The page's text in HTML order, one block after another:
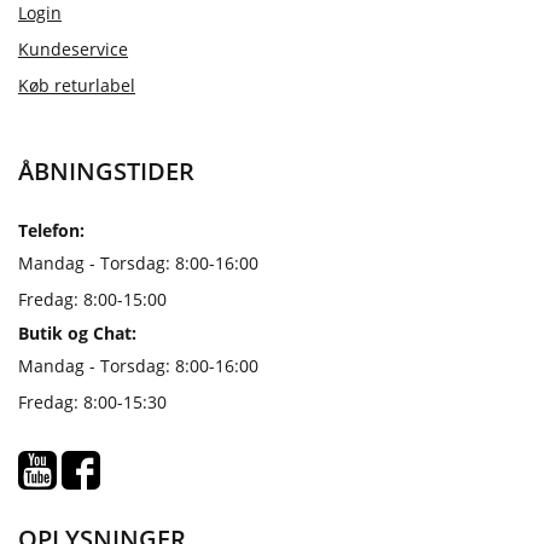
Login
Kundeservice
Køb returlabel
ÅBNINGSTIDER
Telefon:
Mandag - Torsdag: 8:00-16:00
Fredag: 8:00-15:00
Butik og Chat:
Mandag - Torsdag: 8:00-16:00
Fredag: 8:00-15:30